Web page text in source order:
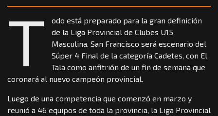
T
odo está preparado para la gran definición
de la Liga Provincial de Clubes U15
Masculina. San Francisco será escenario del
Súper 4 Final de la categoría Cadetes, con El
Tala como anfitrión de un fin de semana que
coronará al nuevo campeón provincial.
Luego de una competencia que comenzó en marzo y
reunió a 46 equipos de toda la provincia, la Liga Provincial